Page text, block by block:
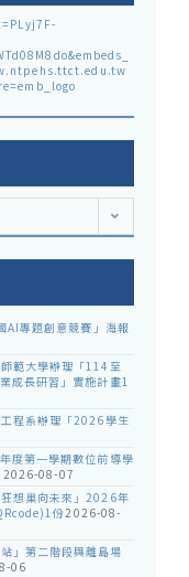
AI專題創意競賽」海報
範大學辦理「114至
成長研習」實施計畫1
程系辦理「2026學生
度第一學期數位前導學
2026-08-07
想巢向未來」2026年
份2026-08-
」第二階段與離島場
06